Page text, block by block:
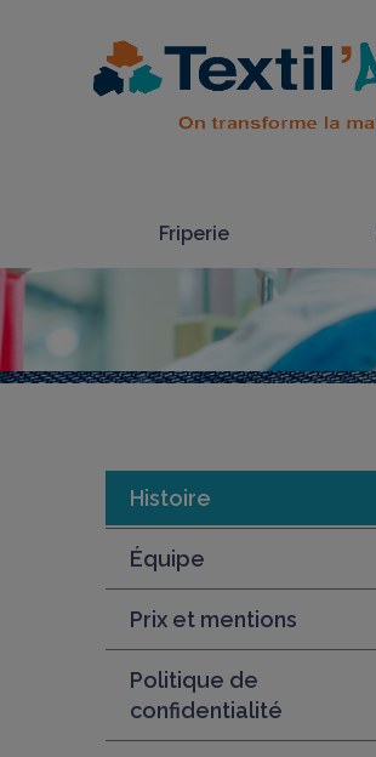
Friperie
Histoire
Équipe
Prix et mentions
Politique de
confidentialité